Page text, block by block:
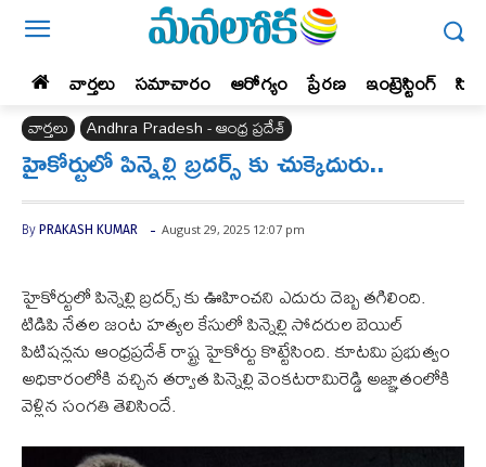
వార్తలు సమాచారం ఆరోగ్యం ప్రేర‌ణ‌ ఇంట్రెస్టింగ్‌
వార్తలు Andhra Pradesh - ఆంధ్ర ప్రదేశ్‌
హైకోర్టులో పిన్నెల్లి బ్రదర్స్ కు చుక్కెదురు..
By PRAKASH KUMAR - August 29, 2025 12:07 pm
హైకోర్టులో పిన్నెల్లి బ్రదర్స్ కు ఊహించని ఎదురు దెబ్బ తగిలింది.
టిడిపి నేతల జంట హత్యల కేసులో పిన్నెల్లి సోదరుల బెయిల్
పిటిషన్లను ఆంధ్రప్రదేశ్ రాష్ట్ర హైకోర్టు కొట్టేసింది. కూటమి ప్రభుత్వం
అధికారంలోకి వచ్చిన తర్వాత పిన్నెల్లి వెంకటరామిరెడ్డి అజ్ఞాతంలోకి
వెళ్లిన సంగతి తెలిసిందే.